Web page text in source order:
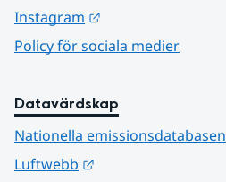
Instagram
Policy för sociala medier
Datavärdskap
Nationella emissionsdatabasen
Luftwebb